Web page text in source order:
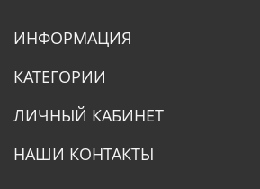
ИНФОРМАЦИЯ
КАТЕГОРИИ
ЛИЧНЫЙ КАБИНЕТ
НАШИ КОНТАКТЫ